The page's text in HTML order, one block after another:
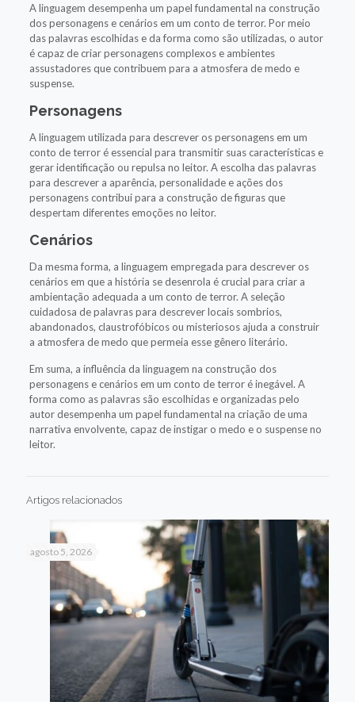
A linguagem desempenha um papel fundamental na construção
dos personagens e cenários em um conto de terror. Por meio
das palavras escolhidas e da forma como são utilizadas, o autor
é capaz de criar personagens complexos e ambientes
assustadores que contribuem para a atmosfera de medo e
suspense.
Personagens
A linguagem utilizada para descrever os personagens em um
conto de terror é essencial para transmitir suas características e
gerar identificação ou repulsa no leitor. A escolha das palavras
para descrever a aparência, personalidade e ações dos
personagens contribui para a construção de figuras que
despertam diferentes emoções no leitor.
Cenários
Da mesma forma, a linguagem empregada para descrever os
cenários em que a história se desenrola é crucial para criar a
ambientação adequada a um conto de terror. A seleção
cuidadosa de palavras para descrever locais sombrios,
abandonados, claustrofóbicos ou misteriosos ajuda a construir
a atmosfera de medo que permeia esse gênero literário.
Em suma, a influência da linguagem na construção dos
personagens e cenários em um conto de terror é inegável. A
forma como as palavras são escolhidas e organizadas pelo
autor desempenha um papel fundamental na criação de uma
narrativa envolvente, capaz de instigar o medo e o suspense no
leitor.
Artigos relacionados
agosto 5, 2026